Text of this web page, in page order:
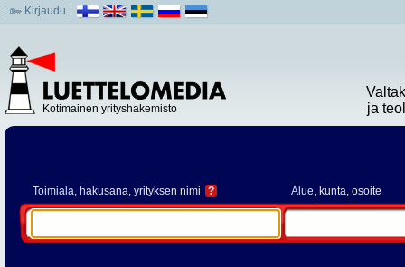
Kirjaudu
Kotimainen yrityshakemisto
ja
Toimiala, hakusana, yrityksen nimi ? Alue, kunta, osoite